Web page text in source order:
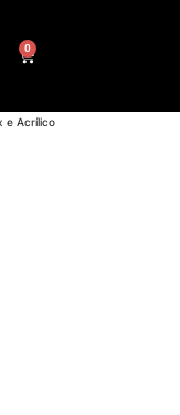
0
e Acrílico